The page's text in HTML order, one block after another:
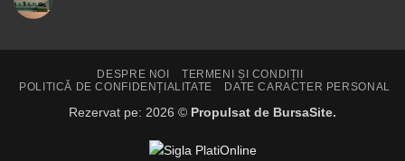
Ronaldo
bune
rele
DESPRE NOI
TERMENI ȘI CONDIȚII
POLITICĂ DE CONFIDENȚIALITATE
DATE CARACTER PERSONAL
Rezervat pe: 2026 © Propulsat de BursaSite.